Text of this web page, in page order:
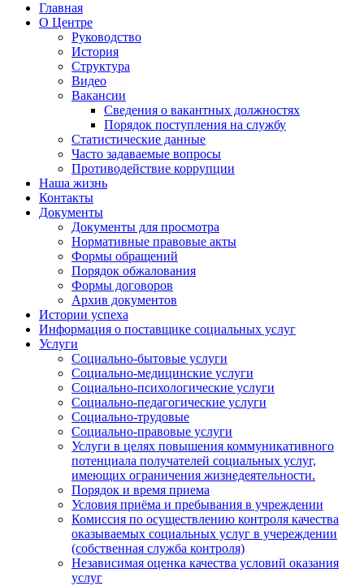
Главная
О Центре
Руководство
История
Структура
Видео
Вакансии
Сведения о вакантных должностях
Порядок поступления на службу
Статистические данные
Часто задаваемые вопросы
Противодействие коррупции
Наша жизнь
Контакты
Документы
Документы для просмотра
Нормативные правовые акты
Формы обращений
Порядок обжалования
Формы договоров
Архив документов
Истории успеха
Информация о поставщике социальных услуг
Услуги
Социально-бытовые услуги
Социально-медицинские услуги
Социально-психологические услуги
Социально-педагогические услуги
Социально-трудовые
Социально-правовые услуги
Услуги в целях повышения коммуникативного
потенциала получателей социальных услуг,
имеющих ограничения жизнедеятельности.
Порядок и время приема
Условия приёма и пребывания в учреждении
Комиссия по осуществлению контроля качества
оказываемых социальных услуг в учереждении
(собственная служба контроля)
Независимая оценка качества условий оказания
услуг